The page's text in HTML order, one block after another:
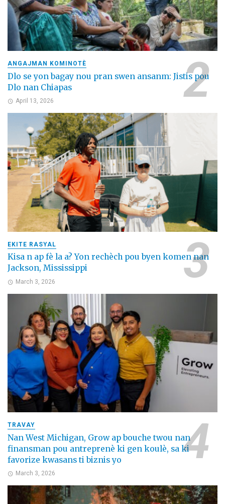
ANGAJMAN KOMINOTÈ
Dlo se yon bagay nou pran swen ansanm: Jistis pou
Dlo nan Chiapas
April 13, 2026
EKITE RASYAL
Kisa n ap fè la a? Yon rechèch pou byen komen nan
Jackson, Mississippi
March 3, 2026
TRAVAY
Nan West Michigan, Grow ap bouche twou nan
finansman pou antreprenè ki gen koulè, sa ki
favorize kwasans ti biznis yo
March 3, 2026